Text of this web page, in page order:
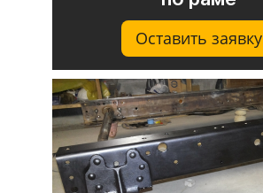
Оставить заявку